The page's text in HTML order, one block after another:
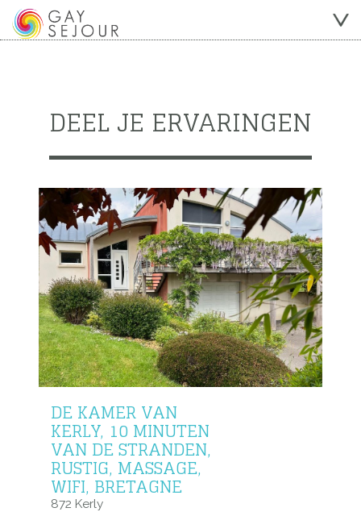
DEEL JE ERVARINGEN
DE KAMER VAN
KERLY, 10 MINUTEN
VAN DE STRANDEN,
RUSTIG, MASSAGE,
WIFI, BRETAGNE
872 Kerly